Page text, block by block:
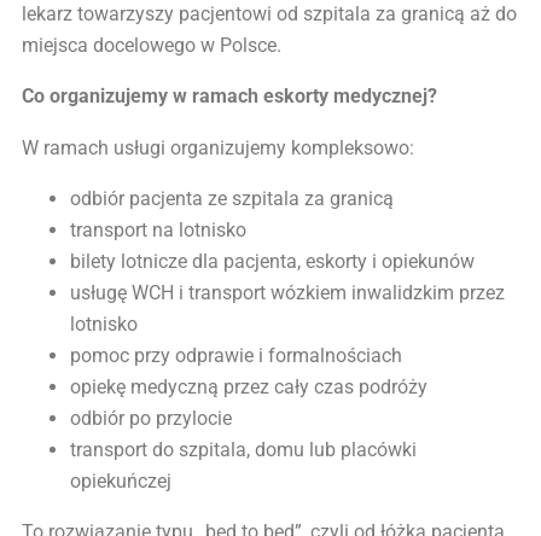
lekarz towarzyszy pacjentowi od szpitala za granicą aż do
miejsca docelowego w Polsce.
Co organizujemy w ramach eskorty medycznej?
W ramach usługi organizujemy kompleksowo:
odbiór pacjenta ze szpitala za granicą
transport na lotnisko
bilety lotnicze dla pacjenta, eskorty i opiekunów
usługę WCH i transport wózkiem inwalidzkim przez
lotnisko
pomoc przy odprawie i formalnościach
opiekę medyczną przez cały czas podróży
odbiór po przylocie
transport do szpitala, domu lub placówki
opiekuńczej